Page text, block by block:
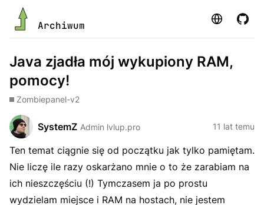
Archiwum Strona
Java zjadła mój wykupiony RAM,
pomocy!
Zombiepanel-v2
SystemZ Admin lvlup.pro 11 lat temu
Ten temat ciągnie się od początku jak tylko pamiętam.
Nie liczę ile razy oskarżano mnie o to że zarabiam na
ich nieszczęściu (!) Tymczasem ja po prostu
wydzielam miejsce i RAM na hostach, nie jestem